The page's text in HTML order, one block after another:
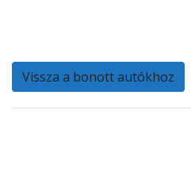
Vissza a bonott autókhoz